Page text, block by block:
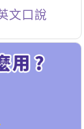
再附上補
學習行動
名前先把方
文口說